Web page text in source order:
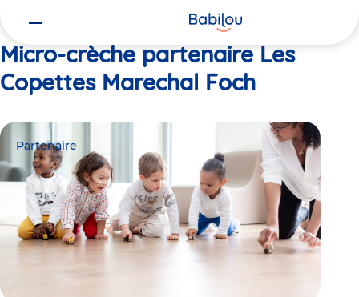
Micro-crèche partenaire Les
Copettes Marechal Foch
Partenaire